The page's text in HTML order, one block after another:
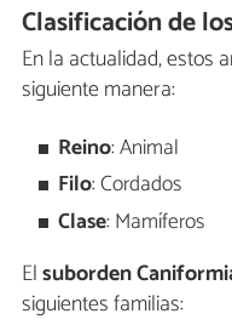
Clasificación de
En la actualidad, estos
siguiente manera:
Reino: Animal
Filo: Cordados
Clase: Mamíferos
Elsuborden
siguientes familias: